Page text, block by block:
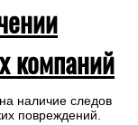
компаний
наличие следов
повреждений.